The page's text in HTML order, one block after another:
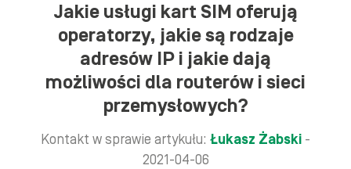
Jakie usługi kart SIM oferują
operatorzy, jakie są rodzaje
adresów IP i jakie dają
możliwości dla routerów i sieci
przemysłowych?
Kontakt w sprawie artykułu: Łukasz Żabski -
2021-04-06